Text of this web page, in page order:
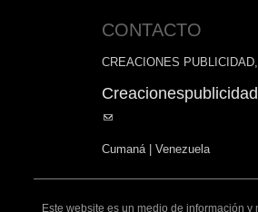
CONTACTO
CREACIONES
(link
mail)
Cumaná | Venezuela
Este website es un medio de información y